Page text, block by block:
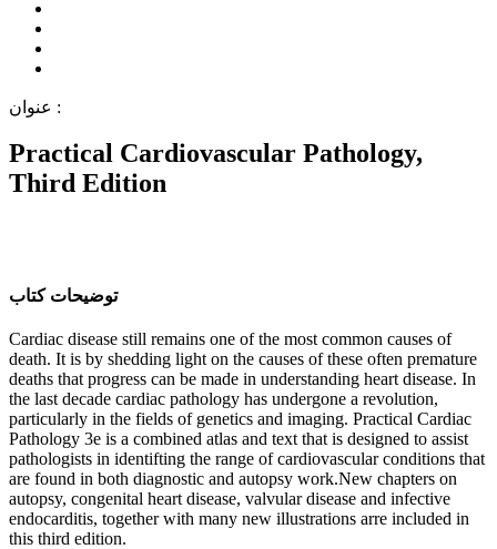
ﻋﻨﻮاﻥ :
Practical Cardiovascular Pathology,
Third Edition
ﺗﻮﺿﯿﺤﺎﺕ ﮐﺘﺎﺏ
Cardiac disease still remains one of the most common causes of
death. It is by shedding light on the causes of these often premature
deaths that progress can be made in understanding heart disease. In
the last decade cardiac pathology has undergone a revolution,
particularly in the fields of genetics and imaging. Practical Cardiac
Pathology 3e is a combined atlas and text that is designed to assist
pathologists in identifting the range of cardiovascular conditions that
are found in both diagnostic and autopsy work.New chapters on
autopsy, congenital heart disease, valvular disease and infective
endocarditis, together with many new illustrations arre included in
this third edition.